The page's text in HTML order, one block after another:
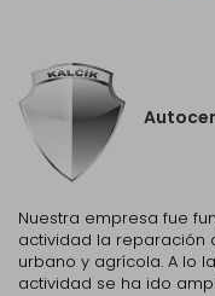
Nuestra empresa fue
actividad la reparación
urbano y agrícola. A lo
actividad se ha ido